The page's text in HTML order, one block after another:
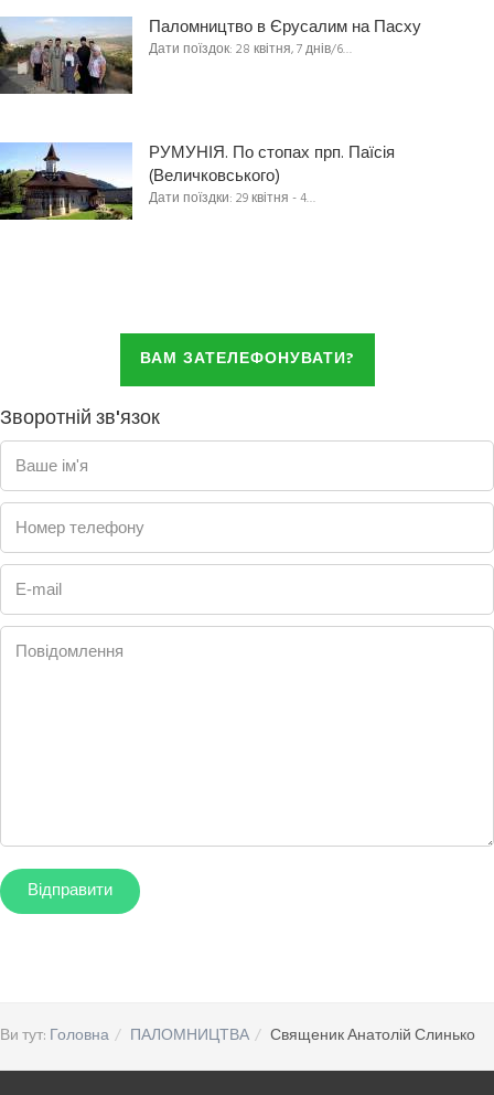
Паломництво в Єрусалим на Пасху
Дати поїздок: 28 квітня, 7 днів/6…
РУМУНІЯ. По стопах прп. Паїсія
(Величковського)
Дати поїздки: 29 квітня - 4…
ВАМ ЗАТЕЛЕФОНУВАТИ?
Зворотній зв'язок
Ваше ім'я
Номер телефону
E-mail
Повідомлення
Ви тут: Головна ПАЛОМНИЦТВА Священик Анатолій Слинько